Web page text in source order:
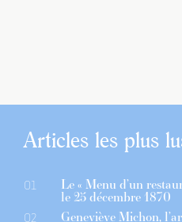
Articles les plus
01 Le « Menu d’un
le 25 décembre 1870
02 Geneviève Michon,